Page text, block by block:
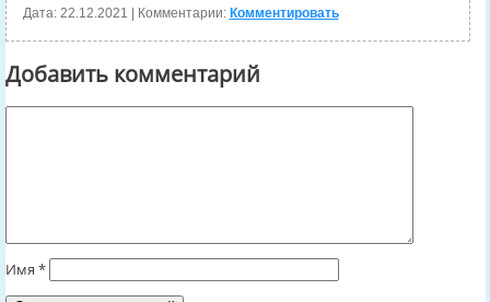
Дата: 22.12.2021 | Комментарии: Комментировать
Добавить комментарий
Имя *